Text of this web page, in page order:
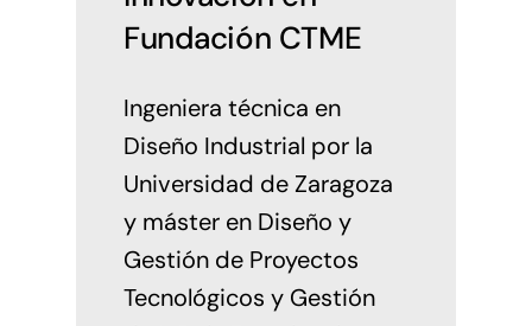
Fundación CTME
Ingeniera técnica en
Diseño Industrial por la
Universidad de Zaragoza
y máster en Diseño y
Gestión de Proyectos
Tecnológicos y Gestión